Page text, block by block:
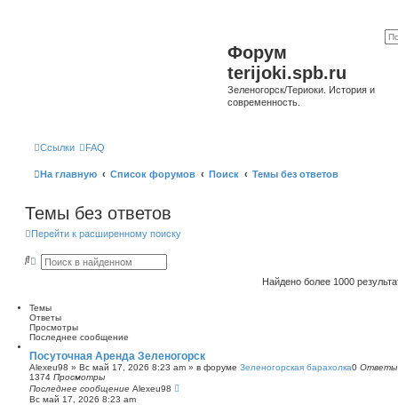
Форум
terijoki.spb.ru
Зеленогорск/Териоки. История и
современность.
Ссылки FAQ
На главную Список форумов Поиск Темы без ответов
Темы без ответов
Перейти к расширенному поиску
П Р
р
е
н
н
ы
й
п
о
и
Найдено более 1000
Темы
Ответы
Просмотры
Последнее сообщение
Посуточная Аренда Зеленогорск
Alexeu98 » Вс май 17, 2026 8:23 am » в форуме Зеленогорская барахолка0 Ответы
1374 Просмотры
Последнее сообщение Alexeu98
Вс май 17, 2026 8:23 am